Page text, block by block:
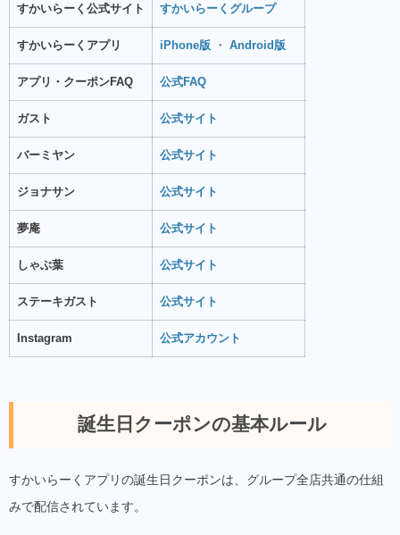
すかいらーく公式サイト すかいらーくグループ
すかいらーくアプリ iPhone版 ・ Android版
アプリ・クーポンFAQ 公式FAQ
ガスト 公式サイト
バーミヤン 公式サイト
ジョナサン 公式サイト
夢庵 公式サイト
しゃぶ葉 公式サイト
ステーキガスト 公式サイト
Instagram 公式アカウント
誕生日クーポンの基本ルール
すかいらーくアプリの誕生日クーポンは、グループ全店共通の仕組
みで配信されています。